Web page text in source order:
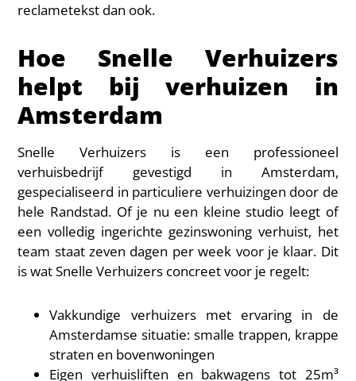
reclametekst dan ook.
Hoe Snelle Verhuizers
helpt bij verhuizen in
Amsterdam
Snelle Verhuizers is een professioneel
verhuisbedrijf gevestigd in Amsterdam,
gespecialiseerd in particuliere verhuizingen door de
hele Randstad. Of je nu een kleine studio leegt of
een volledig ingerichte gezinswoning verhuist, het
team staat zeven dagen per week voor je klaar. Dit
is wat Snelle Verhuizers concreet voor je regelt:
Vakkundige verhuizers met ervaring in de
Amsterdamse situatie: smalle trappen, krappe
straten en bovenwoningen
Eigen verhuisliften en bakwagens tot 25m³